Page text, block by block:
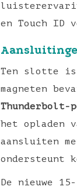
en Touch ID
Ten slotte is
magneten
Thunderbolt-
het opladen
aansluiten
ondersteunt
De nieuwe